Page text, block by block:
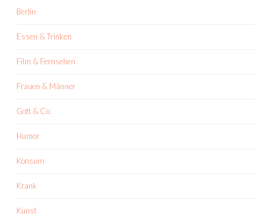
Berlin
Essen & Trinken
Film & Fernsehen
Frauen & Männer
Gott & Co.
Humor
Konsum
Krank
Kunst